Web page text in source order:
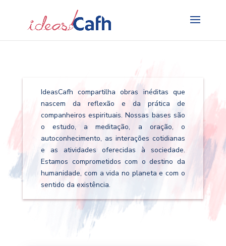
IdeasCafh compartilha obras inéditas que
nascem da reflexão e da prática de
companheiros espirituais. Nossas bases são
o estudo, a meditação, a oração, o
autoconhecimento, as interações cotidianas
e as atividades oferecidas à sociedade.
Estamos comprometidos com o destino da
humanidade, com a vida no planeta e com o
sentido da existência.